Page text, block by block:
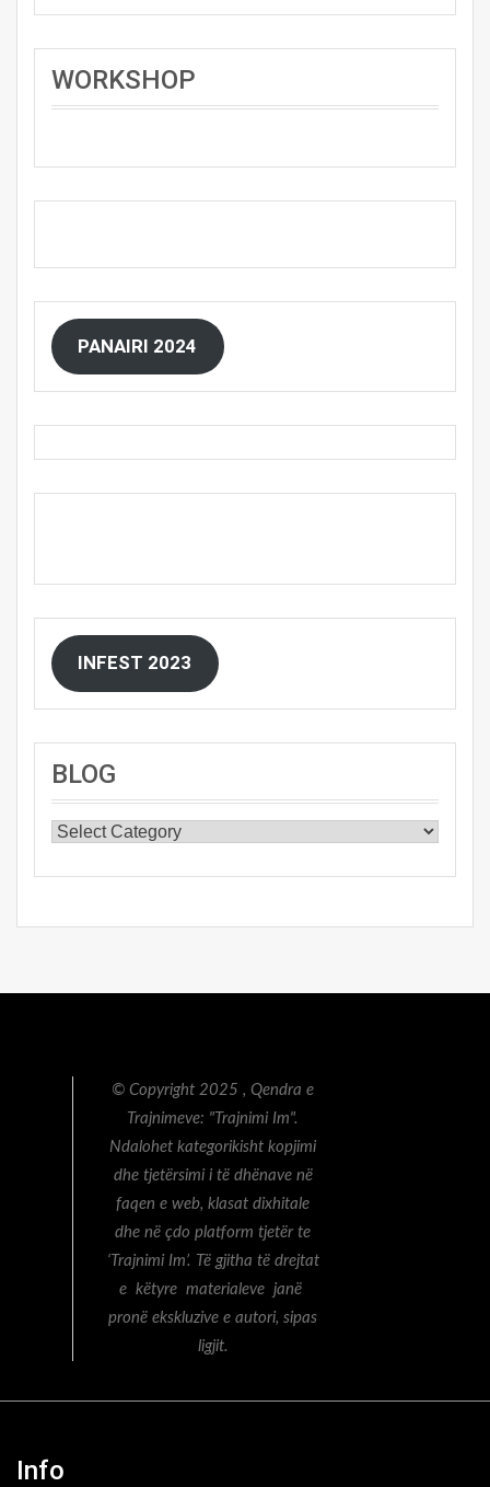
WORKSHOP
PANAIRI 2024
INFEST 2023
BLOG
BLOG
© Copyright 2025 , Qendra e
Trajnimeve: "Trajnimi Im".
Ndalohet kategorikisht kopjimi
dhe tjetërsimi i të dhënave në
faqen e web, klasat dixhitale
dhe në çdo platform tjetër te
‘Trajnimi Im’. Të gjitha të drejtat
e këtyre materialeve janë
pronë ekskluzive e autori, sipas
ligjit.
Info